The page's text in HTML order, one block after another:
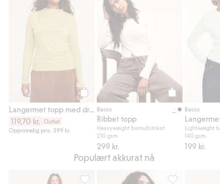
Legg til
119,70 kr.
Outlet
Opprinnelig pris: 399 kr.
Legg til
Basics
Ribbet topp
Heavyweight bomullstrikot
210 gsm
299 kr.
Basics
Lightweight
140 gsm
199 kr.
Populært akkurat nå